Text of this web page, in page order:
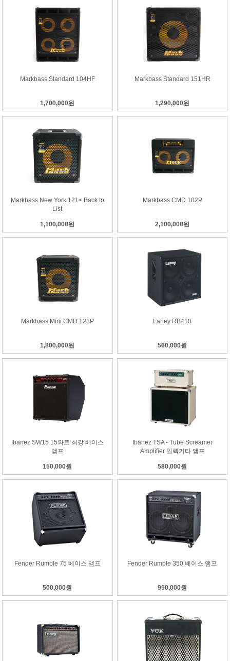
Markbass Standard 104HF
1,700,000원
Markbass Standard 151HR
1,290,000원
Markbass New York 121< Back to
List
1,100,000원
Markbass CMD 102P
2,100,000원
Markbass Mini CMD 121P
1,800,000원
Laney RB410
560,000원
Ibanez SW15 15와트 최강 베이스
앰프
150,000원
Ibanez TSA - Tube Screamer
Amplifier 일렉기타 앰프
580,000원
Fender Rumble 75 베이스 앰프
500,000원
Fender Rumble 350 베이스 앰프
950,000원